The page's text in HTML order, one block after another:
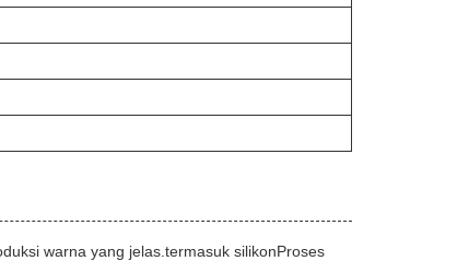
warna yang jelas.termasuk silikonProses